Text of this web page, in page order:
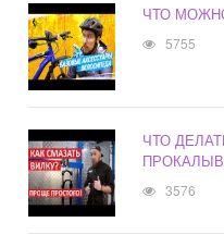
ЧТО
5755
ЧТО
3576